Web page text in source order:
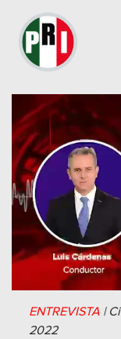
ENTREVISTA |
2022